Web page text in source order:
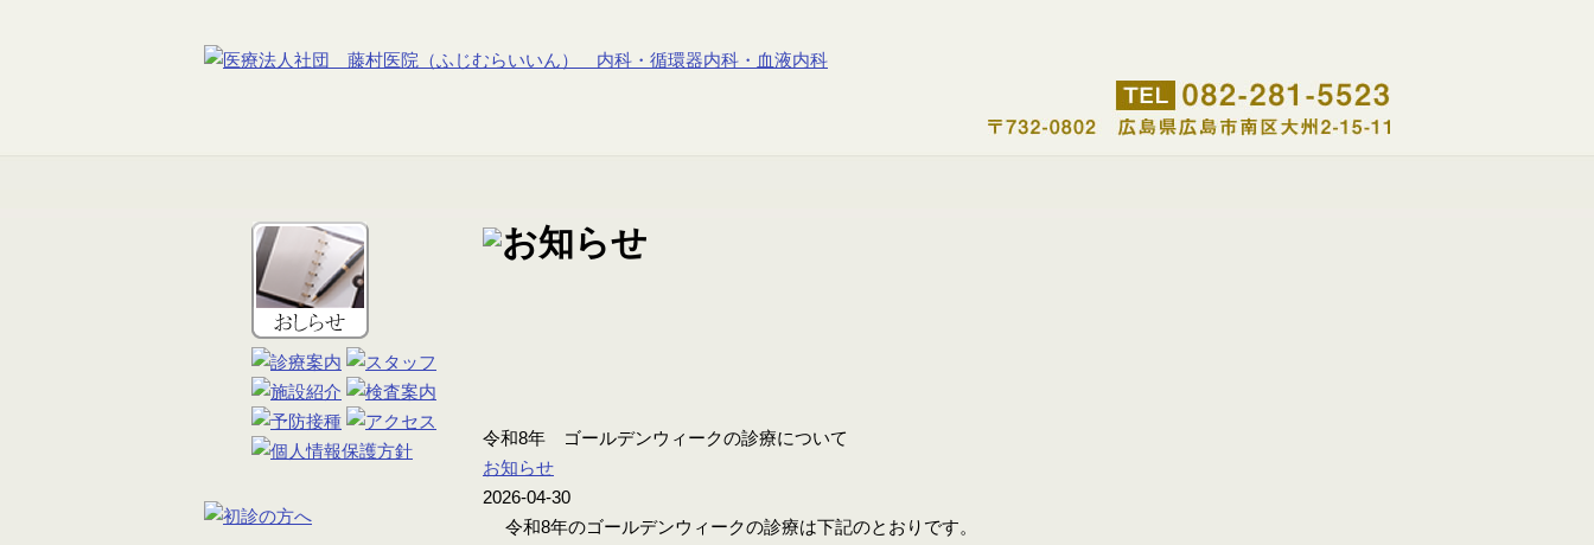
令和8年 ゴールデンウィークの診療について
お知らせ
2026-04-30
令和8年のゴールデンウィークの診療は下記のとおりです。